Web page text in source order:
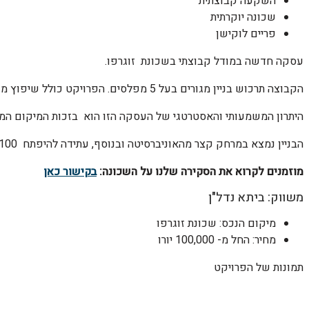
שכונה יוקרתית
פריים לוקישן
עסקה חדשה במודל קבוצתי בשכונת זוגרפו.
הקבוצה תרכוש בניין מגורים בעל 5 מפלסים. הפרויקט כולל שיפוץ מקיף ואבזור מלא באיכות גבוה.
היתרון המשמעותי והאסטרטגי של העסקה הזו הוא בזכות המיקום
הבניין נמצא במרחק קצר מהאוניברסיטה ובנוסף, עתידה להיפתח 100 מטר ממיקום הבניין תחנת המטרו שנמצאת כרגע בבניה ועתיד להסתיים בשנת 2028.
מוזמנים לקרוא את הסקירה שלנו על השכונה:בקישור כאן
משווק: ביתא נדל"ן
מיקום הנכס: שכונת זוגרפו
מחיר: החל מ- 100,000 יורו
תמונות של הפרויקט